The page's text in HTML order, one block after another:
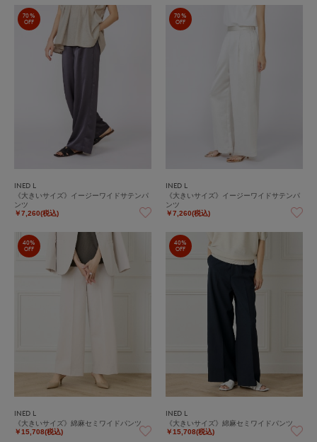
70%
OFF
INED L
《大きいサイズ》イージーワイドサテンパ
ンツ
￥7,260(税込)
70%
OFF
INED L
《大きいサイズ》イージーワイドサテンパ
ンツ
￥7,260(税込)
40%
OFF
INED L
《大きいサイズ》綿麻セミワイドパンツ
￥15,708(税込)
40%
OFF
INED L
《大きいサイズ》綿麻セミワイドパンツ
￥15,708(税込)